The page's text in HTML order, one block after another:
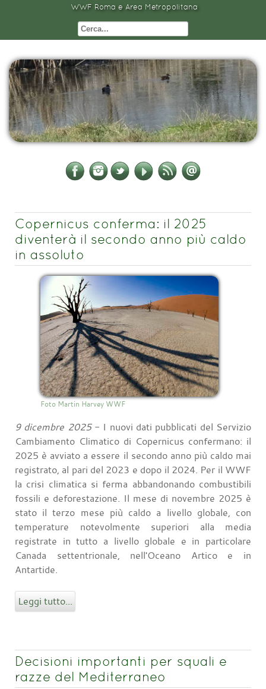
WWF Roma e Area Metropolitana
Copernicus conferma: il 2025
diventerà il secondo anno più caldo
in assoluto
Foto Martin Harvey WWF
9 dicembre 2025- I nuovi dati pubblicati del Servizio
Cambiamento Climatico di Copernicus confermano: il
2025 è avviato a essere il secondo anno più caldo mai
registrato, al pari del 2023 e dopo il 2024. Per il WWF
la crisi climatica si ferma abbandonando combustibili
fossili e deforestazione. Il mese di novembre 2025 è
stato il terzo mese più caldo a livello globale, con
temperature notevolmente superiori alla media
registrate in tutto a livello globale e in particolare
Canada settentrionale, nell'Oceano Artico e in
Antartide.
Leggi tutto...
Decisioni importanti per squali e
razze del Mediterraneo